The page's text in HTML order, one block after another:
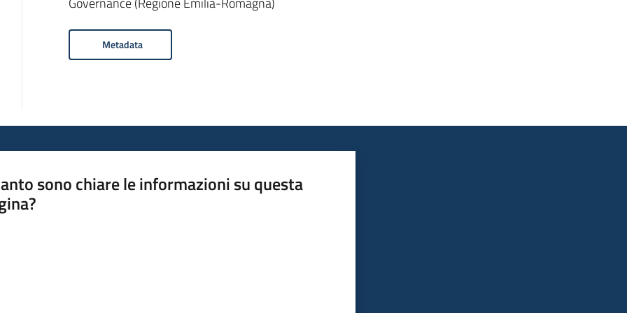
Metadata
sono chiare le informazioni su questa